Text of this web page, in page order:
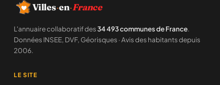
Villes·en·France
L'annuaire collaboratif des34 493 communes de France.
Données INSEE, DVF, Géorisques · Avis des habitants depuis
2006.
LE SITE